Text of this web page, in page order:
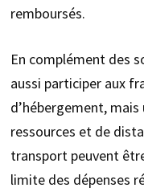
remboursés.
En complément des
aussi participer aux
d’hébergement,
ressources et de
transport peuvent
limite des dépenses